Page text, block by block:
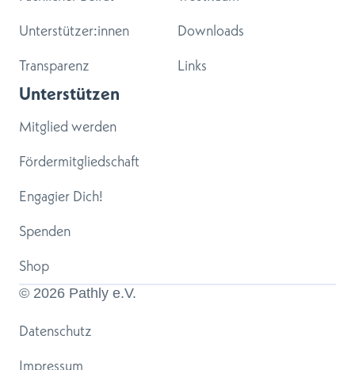
Unterstützer:innen
Transparenz
Downloads
Links
Unterstützen
Mitglied werden
Fördermitgliedschaft
Engagier Dich!
Spenden
Shop
© 2026 Pathly e.V.
Datenschutz
Impressum